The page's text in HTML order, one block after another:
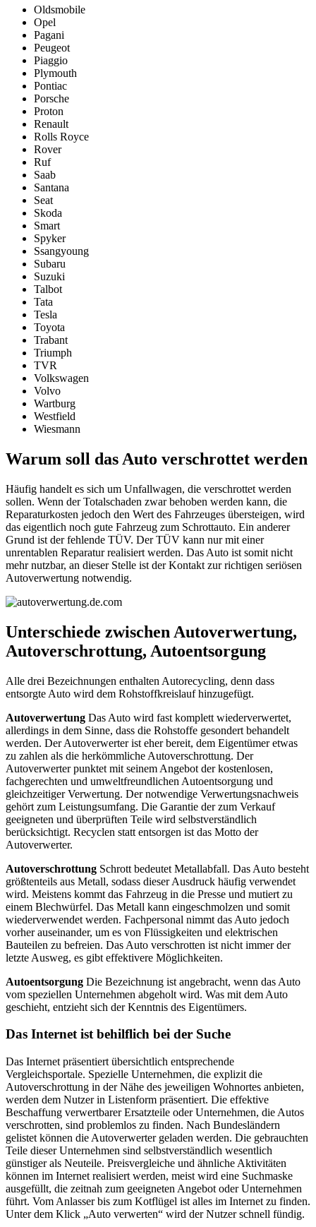
Oldsmobile
Opel
Pagani
Peugeot
Piaggio
Plymouth
Pontiac
Porsche
Proton
Renault
Rolls Royce
Rover
Ruf
Saab
Santana
Seat
Skoda
Smart
Spyker
Ssangyoung
Subaru
Suzuki
Talbot
Tata
Tesla
Toyota
Trabant
Triumph
TVR
Volkswagen
Volvo
Wartburg
Westfield
Wiesmann
Warum soll das Auto verschrottet werden
Häufig handelt es sich um Unfallwagen, die verschrottet werden
sollen. Wenn der Totalschaden zwar behoben werden kann, die
Reparaturkosten jedoch den Wert des Fahrzeuges übersteigen, wird
das eigentlich noch gute Fahrzeug zum Schrottauto. Ein anderer
Grund ist der fehlende TÜV. Der TÜV kann nur mit einer
unrentablen Reparatur realisiert werden. Das Auto ist somit nicht
mehr nutzbar, an dieser Stelle ist der Kontakt zur richtigen seriösen
Autoverwertung notwendig.
Unterschiede zwischen Autoverwertung,
Autoverschrottung, Autoentsorgung
Alle drei Bezeichnungen enthalten Autorecycling, denn dass
entsorgte Auto wird dem Rohstoffkreislauf hinzugefügt.
Autoverwertung Das Auto wird fast komplett wiederverwertet,
allerdings in dem Sinne, dass die Rohstoffe gesondert behandelt
werden. Der Autoverwerter ist eher bereit, dem Eigentümer etwas
zu zahlen als die herkömmliche Autoverschrottung. Der
Autoverwerter punktet mit seinem Angebot der kostenlosen,
fachgerechten und umweltfreundlichen Autoentsorgung und
gleichzeitiger Verwertung. Der notwendige Verwertungsnachweis
gehört zum Leistungsumfang. Die Garantie der zum Verkauf
geeigneten und überprüften Teile wird selbstverständlich
berücksichtigt. Recyclen statt entsorgen ist das Motto der
Autoverwerter.
Autoverschrottung Schrott bedeutet Metallabfall. Das Auto besteht
größtenteils aus Metall, sodass dieser Ausdruck häufig verwendet
wird. Meistens kommt das Fahrzeug in die Presse und mutiert zu
einem Blechwürfel. Das Metall kann eingeschmolzen und somit
wiederverwendet werden. Fachpersonal nimmt das Auto jedoch
vorher auseinander, um es von Flüssigkeiten und elektrischen
Bauteilen zu befreien. Das Auto verschrotten ist nicht immer der
letzte Ausweg, es gibt effektivere Möglichkeiten.
Autoentsorgung Die Bezeichnung ist angebracht, wenn das Auto
vom speziellen Unternehmen abgeholt wird. Was mit dem Auto
geschieht, entzieht sich der Kenntnis des Eigentümers.
Das Internet ist behilflich bei der Suche
Das Internet präsentiert übersichtlich entsprechende
Vergleichsportale. Spezielle Unternehmen, die explizit die
Autoverschrottung in der Nähe des jeweiligen Wohnortes anbieten,
werden dem Nutzer in Listenform präsentiert. Die effektive
Beschaffung verwertbarer Ersatzteile oder Unternehmen, die Autos
verschrotten, sind problemlos zu finden. Nach Bundesländern
gelistet können die Autoverwerter geladen werden. Die gebrauchten
Teile dieser Unternehmen sind selbstverständlich wesentlich
günstiger als Neuteile. Preisvergleiche und ähnliche Aktivitäten
können im Internet realisiert werden, meist wird eine Suchmaske
ausgefüllt, die zeitnah zum geeigneten Angebot oder Unternehmen
führt. Vom Anlasser bis zum Kotflügel ist alles im Internet zu finden.
Unter dem Klick „Auto verwerten“ wird der Nutzer schnell fündig.